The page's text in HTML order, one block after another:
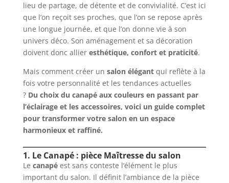
lieu de partage, de détente et de convivialité. C’est ici
que l’on reçoit ses proches, que l’on se repose après
une longue journée, et que l’on donne vie à son
univers déco. Son aménagement et sa décoration
doivent donc allier esthétique, confort et praticité.
Mais comment créer un salon élégantqui reflète à la
fois votre personnalité et les tendances actuelles
? Du choix du canapé aux couleurs en passant par
l’éclairage et les accessoires, voici un guide complet
pour transformer votre salon en un espace
harmonieux et raffiné.
1. Le Canapé : pièce Maîtresse du salon
Le canapéest sans conteste l’élément le plus
important du salon. Il définit l’ambiance de la pièce